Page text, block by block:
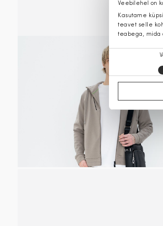
Veebilehel on
Kasutame
teavet selle
teabega, mida
Nõusoleku